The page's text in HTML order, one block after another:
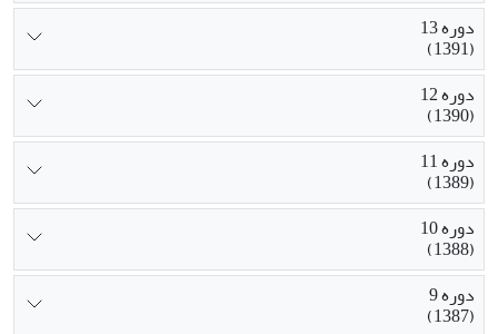
دوره 13
(1391)
دوره 12
(1390)
دوره 11
(1389)
دوره 10
(1388)
دوره 9
(1387)